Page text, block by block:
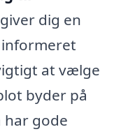
dig en
at vælge
byder på
har gode